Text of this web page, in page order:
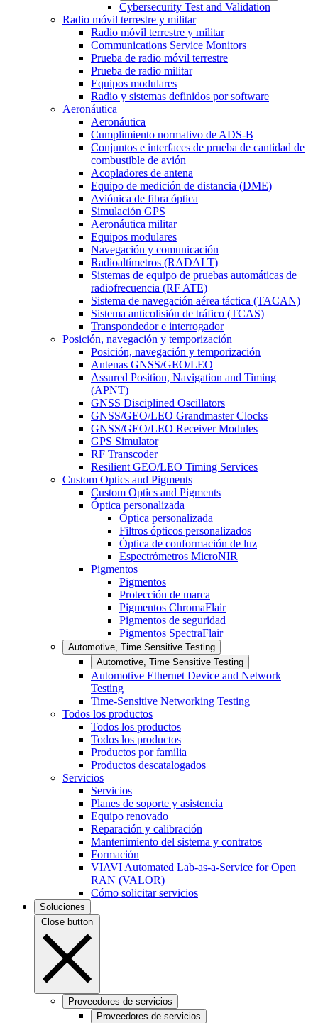
Cybersecurity Test and Validation
Radio móvil terrestre y militar
Radio móvil terrestre y militar
Communications Service Monitors
Prueba de radio móvil terrestre
Prueba de radio militar
Equipos modulares
Radio y sistemas definidos por software
Aeronáutica
Aeronáutica
Cumplimiento normativo de ADS-B
Conjuntos e interfaces de prueba de cantidad de
combustible de avión
Acopladores de antena
Equipo de medición de distancia (DME)
Aviónica de fibra óptica
Simulación GPS
Aeronáutica militar
Equipos modulares
Navegación y comunicación
Radioaltímetros (RADALT)
Sistemas de equipo de pruebas automáticas de
radiofrecuencia (RF ATE)
Sistema de navegación aérea táctica (TACAN)
Sistema anticolisión de tráfico (TCAS)
Transpondedor e interrogador
Posición, navegación y temporización
Posición, navegación y temporización
Antenas GNSS/GEO/LEO
Assured Position, Navigation and Timing
(APNT)
GNSS Disciplined Oscillators
GNSS/GEO/LEO Grandmaster Clocks
GNSS/GEO/LEO Receiver Modules
GPS Simulator
RF Transcoder
Resilient GEO/LEO Timing Services
Custom Optics and Pigments
Custom Optics and Pigments
Óptica personalizada
Óptica personalizada
Filtros ópticos personalizados
Óptica de conformación de luz
Espectrómetros MicroNIR
Pigmentos
Pigmentos
Protección de marca
Pigmentos ChromaFlair
Pigmentos de seguridad
Pigmentos SpectraFlair
Automotive, Time Sensitive Testing
Automotive, Time Sensitive Testing
Automotive Ethernet Device and Network
Testing
Time-Sensitive Networking Testing
Todos los productos
Todos los productos
Todos los productos
Productos por familia
Productos descatalogados
Servicios
Servicios
Planes de soporte y asistencia
Equipo renovado
Reparación y calibración
Mantenimiento del sistema y contratos
Formación
VIAVI Automated Lab-as-a-Service for Open
RAN (VALOR)
Cómo solicitar servicios
Soluciones
Close button
Proveedores de servicios
Proveedores de servicios